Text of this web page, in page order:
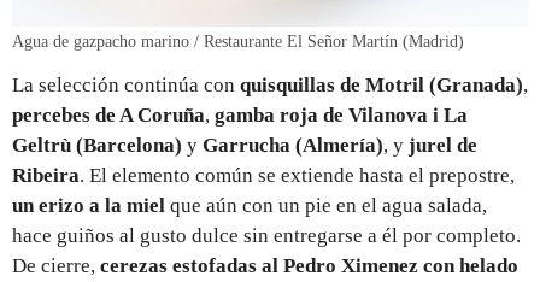
Agua de gazpacho marino / Restaurante El Señor Martín (Madrid)
La selección continúa con quisquillas de Motril (Granada),
percebes de A Coruña, gamba roja de Vilanova i La
Geltrù (Barcelona) y Garrucha (Almería), y jurel de
Ribeira. El elemento común se extiende hasta el prepostre,
un erizo a la miel que aún con un pie en el agua salada,
hace guiños al gusto dulce sin entregarse a él por completo.
De cierre, cerezas estofadas al Pedro Ximenez con helado